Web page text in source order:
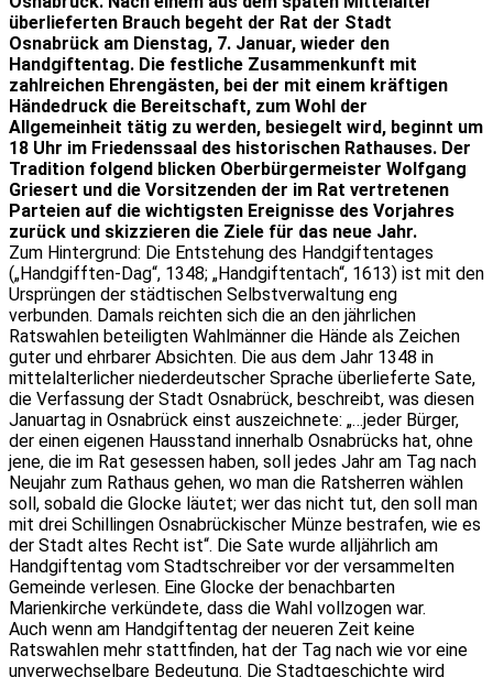
überlieferten Brauch begeht der Rat der Stadt
Osnabrück am Dienstag, 7. Januar, wieder den
Handgiftentag. Die festliche Zusammenkunft mit
zahlreichen Ehrengästen, bei der mit einem kräftigen
Händedruck die Bereitschaft, zum Wohl der
Allgemeinheit tätig zu werden, besiegelt wird, beginnt um
18 Uhr im Friedenssaal des historischen Rathauses. Der
Tradition folgend blicken Oberbürgermeister Wolfgang
Griesert und die Vorsitzenden der im Rat vertretenen
Parteien auf die wichtigsten Ereignisse des Vorjahres
zurück und skizzieren die Ziele für das neue Jahr.
Zum Hintergrund: Die Entstehung des Handgiftentages
(„Handgifften-Dag“, 1348; „Handgiftentach“, 1613) ist mit den
Ursprüngen der städtischen Selbstverwaltung eng
verbunden. Damals reichten sich die an den jährlichen
Ratswahlen beteiligten Wahlmänner die Hände als Zeichen
guter und ehrbarer Absichten. Die aus dem Jahr 1348 in
mittelalterlicher niederdeutscher Sprache überlieferte Sate,
die Verfassung der Stadt Osnabrück, beschreibt, was diesen
Januartag in Osnabrück einst auszeichnete: „…jeder Bürger,
der einen eigenen Hausstand innerhalb Osnabrücks hat, ohne
jene, die im Rat gesessen haben, soll jedes Jahr am Tag nach
Neujahr zum Rathaus gehen, wo man die Ratsherren wählen
soll, sobald die Glocke läutet; wer das nicht tut, den soll man
mit drei Schillingen Osnabrückischer Münze bestrafen, wie es
der Stadt altes Recht ist“. Die Sate wurde alljährlich am
Handgiftentag vom Stadtschreiber vor der versammelten
Gemeinde verlesen. Eine Glocke der benachbarten
Marienkirche verkündete, dass die Wahl vollzogen war.
Auch wenn am Handgiftentag der neueren Zeit keine
Ratswahlen mehr stattfinden, hat der Tag nach wie vor eine
unverwechselbare Bedeutung. Die Stadtgeschichte wird